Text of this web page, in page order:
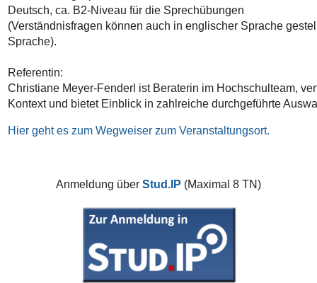
Deutsch, ca. B2-Niveau für die Sprechübungen
(Verständnisfragen können auch in englischer Sprache
Sprache).
Referentin:
Christiane Meyer-Fenderl ist Beraterin im Hochschulteam,
Kontext und bietet Einblick in zahlreiche durchgeführte
Hier geht es zum Wegweiser zum Veranstaltungsort.
Anmeldung über Stud.IP (Maximal 8 TN)